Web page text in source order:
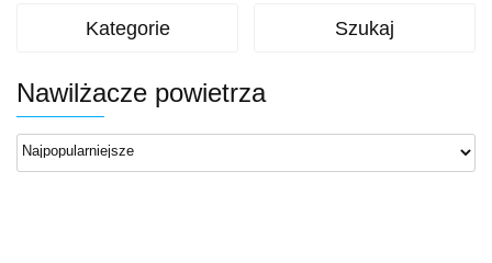
Kategorie Szukaj
Nawilżacze powietrza